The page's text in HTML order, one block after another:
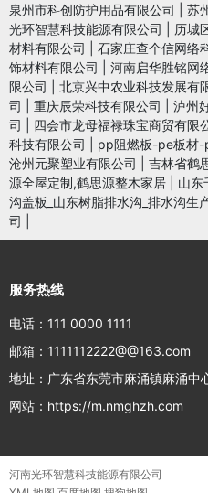
泉州市科创防护用品有限公司
苏
光环智慧科技能源有限公司
历城
材料有限公司
石家庄查个信网络
饰材料有限公司
河南启华胜铭网
限公司
北京兴中农业科技发展有
司
重庆辰荣科技有限公司
泸州
司
四会市龙母福禄珠宝商贸有限
科技有限公司
pp阻燃板-pe板材
沧州元聚塑业有限公司
吉林省鹤
源全屋定制,鹤思源整木家居
山东
沟盖板_山东树脂排水沟_排水沟
司
服务热线
电话：111 0000 1111
邮箱：1111112222@@163.com
地址：广东省东莞市麻涌镇麻涌中
网站：https://m.nmghzh.com
河南光环智慧科技能源有限公司